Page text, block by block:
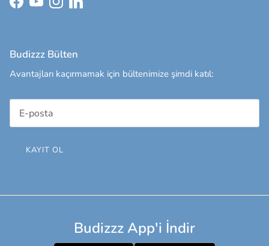
Facebook
YouTubeInstagramLinkedIn
Budizzz Bülten
Avantajları kaçırmamak için bültenimize şimdi katıl:
KAYIT OL
Budizzz App'i İndir